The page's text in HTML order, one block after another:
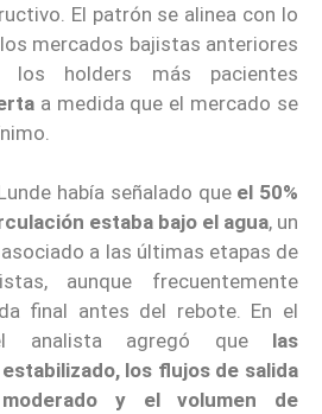
El patrón se alinea con lo
mercados bajistas anteriores
los holders más pacientes
a medida que el mercado se
había señalado que el 50%
estaba bajo el agua, un
a las últimas etapas de
aunque frecuentemente
final antes del rebote. En el
analista agregó que las
los flujos de salida
y el volumen de